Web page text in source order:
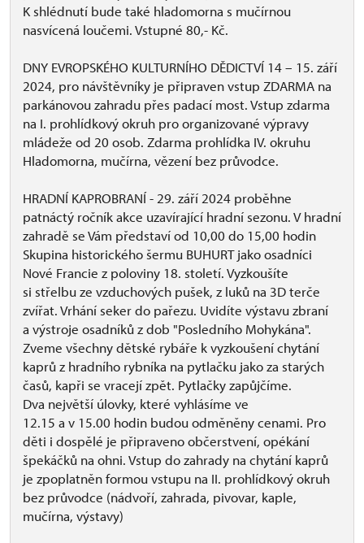
K shlédnutí bude také hladomorna s mučírnou
nasvícená loučemi. Vstupné 80,- Kč.
DNY EVROPSKÉHO KULTURNÍHO DĚDICTVÍ 14 – 15. září
2024, pro návštěvníky je připraven vstup ZDARMA na
parkánovou zahradu přes padací most. Vstup zdarma
na I. prohlídkový okruh pro organizované výpravy
mládeže od 20 osob. Zdarma prohlídka IV. okruhu
Hladomorna, mučírna, vězení bez průvodce.
HRADNÍ KAPROBRANÍ - 29. září 2024 proběhne
patnáctý ročník akce uzavírající hradní sezonu. V hradní
zahradě se Vám představí od 10,00 do 15,00 hodin
Skupina historického šermu BUHURT jako osadníci
Nové Francie z poloviny 18. století. Vyzkoušíte
si střelbu ze vzduchových pušek, z luků na 3D terče
zvířat. Vrhání seker do pařezu. Uvidíte výstavu zbraní
a výstroje osadníků z dob "Posledního Mohykána".
Zveme všechny dětské rybáře k vyzkoušení chytání
kaprů z hradního rybníka na pytlačku jako za starých
časů, kapři se vracejí zpět. Pytlačky zapůjčíme.
Dva největší úlovky, které vyhlásíme ve
12.15 a v 15.00 hodin budou odměněny cenami. Pro
děti i dospělé je připraveno občerstvení, opékání
špekáčků na ohni. Vstup do zahrady na chytání kaprů
je zpoplatněn formou vstupu na II. prohlídkový okruh
bez průvodce (nádvoří, zahrada, pivovar, kaple,
mučírna, výstavy)